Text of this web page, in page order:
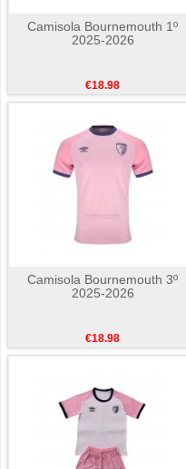
Camisola Bournemouth 1º
2025-2026
€18.98
Camisola Bournemouth 3º
2025-2026
€18.98